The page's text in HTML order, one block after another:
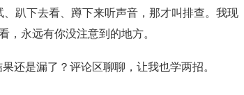
趴下去看、蹲下来听声音，那才叫排查。我现
永远有你没注意到的地方。
还是漏了？评论区聊聊，让我也学两招。